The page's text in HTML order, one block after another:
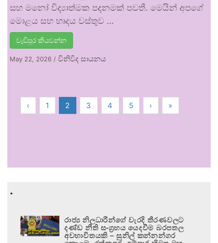
සහ මනෝ විද්‍යාත්මක පදනමක් පවතී. මෙයින් අපගේ
මොළය සහ හෘදය වස්තුව …
වැඩිපුර කියවන්න
May 22, 2026 / විනිවිද සායනය
‹ 1 2 3 4 5 › »
.
රාජ්‍ය නිලධාරීන්ගේ වැරදි තීරණවලට
දණ්ඩ නීති සංග්‍රහය යෙදවීම බරපතල
අවභාවිතයකි – සුනිල් කන්නන්ගර